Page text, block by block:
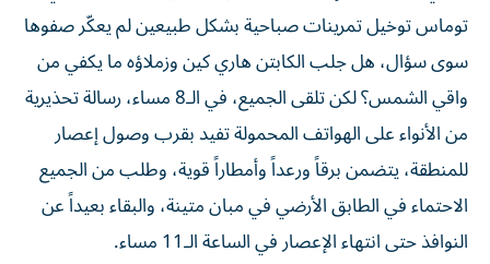
توماس توخيل تمرينات صباحية بشكل طبيعين لم يعكّر صفوها
سوى سؤال، هل جلب الكابتن هاري كين وزملاؤه ما يكفي من
واقي الشمس؟ لكن تلقى الجميع، في الـ8 مساء، رسالة تحذيرية
من الأنواء على الهواتف المحمولة تفيد بقرب وصول إعصار
للمنطقة، يتضمن برقاً ورعداً وأمطاراً قوية، وطلب من الجميع
الاحتماء في الطابق الأرضي في مبان متينة، والبقاء بعيداً عن
النوافذ حتى انتهاء الإعصار في الساعة الـ11 مساء.